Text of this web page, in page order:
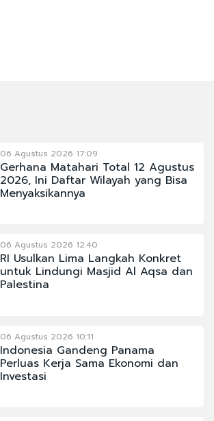
06 Agustus 2026 17:09
Gerhana Matahari Total 12 Agustus
2026, Ini Daftar Wilayah yang Bisa
Menyaksikannya
06 Agustus 2026 12:40
RI Usulkan Lima Langkah Konkret
untuk Lindungi Masjid Al Aqsa dan
Palestina
06 Agustus 2026 10:11
Indonesia Gandeng Panama
Perluas Kerja Sama Ekonomi dan
Investasi